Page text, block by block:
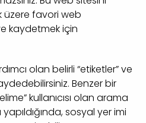
favori web
kaydetmek için
olan belirli “etiketler” ve
Benzer bir
kullanıcısı olan arama
sosyal yer imi